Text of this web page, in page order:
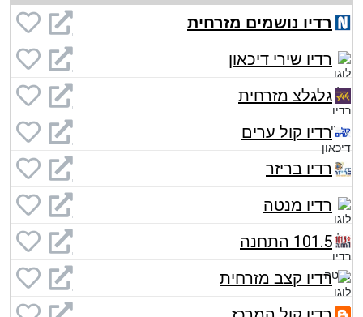
רדיו נושמים מזרחית
רדיו שירי דיכאון
גלגלצ מזרחית
רדיו קול ערים
רדיו בריזר
רדיו מנטה
101.5 התחנה
רדיו קצב מזרחית